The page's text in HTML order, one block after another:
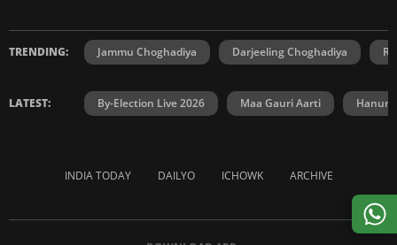
TRENDING: Jammu Choghadiya Darjeeling Choghadiya
LATEST: By-Election Live 2026 Maa Gauri Aarti
INDIA TODAY DAILYO ICHOWK ARCHIVE